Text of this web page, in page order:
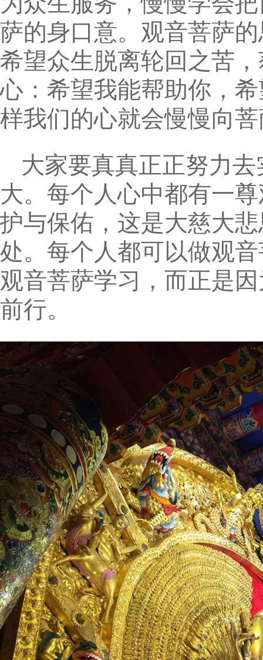
萨的身口意。观音菩萨
希望众生脱离轮回之苦
心：希望我能帮助你，
样我们的心就会慢慢向
大家要真真正正努力
大。每个人心中都有一
护与保佑，这是大慈大
处。每个人都可以做观
观音菩萨学习，而正是
前行。